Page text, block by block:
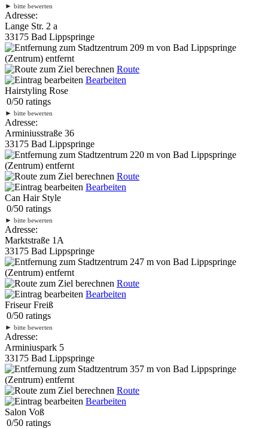
► bitte bewerten
Adresse:
Lange Str. 2 a
33175 Bad Lippspringe
209 m von Bad Lippspringe
(Zentrum) entfernt
Route
Bearbeiten
Hairstyling Rose
0/50 ratings
► bitte bewerten
Adresse:
Arminiusstraße 36
33175 Bad Lippspringe
220 m von Bad Lippspringe
(Zentrum) entfernt
Route
Bearbeiten
Can Hair Style
0/50 ratings
► bitte bewerten
Adresse:
Marktstraße 1A
33175 Bad Lippspringe
247 m von Bad Lippspringe
(Zentrum) entfernt
Route
Bearbeiten
Friseur Freiß
0/50 ratings
► bitte bewerten
Adresse:
Arminiuspark 5
33175 Bad Lippspringe
357 m von Bad Lippspringe
(Zentrum) entfernt
Route
Bearbeiten
Salon Voß
0/50 ratings